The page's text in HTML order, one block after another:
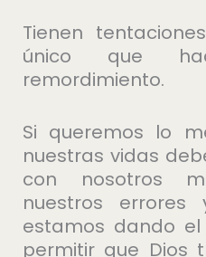
Tienen
único que
remordimiento.
Si queremos lo
nuestras vidas
con nosotros
nuestros
estamos dando
permitir que Dios